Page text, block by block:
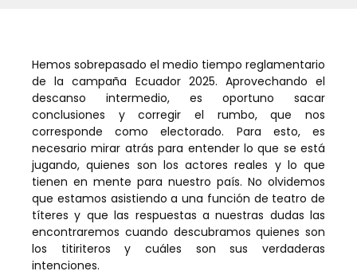
Hemos sobrepasado el medio tiempo reglamentario
de la campaña Ecuador 2025. Aprovechando el
descanso intermedio, es oportuno sacar
conclusiones y corregir el rumbo, que nos
corresponde como electorado. Para esto, es
necesario mirar atrás para entender lo que se está
jugando, quienes son los actores reales y lo que
tienen en mente para nuestro país. No olvidemos
que estamos asistiendo a una función de teatro de
títeres y que las respuestas a nuestras dudas las
encontraremos cuando descubramos quienes son
los titiriteros y cuáles son sus verdaderas
intenciones.